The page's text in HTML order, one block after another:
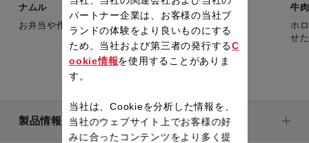
ナムル
お弁当や作り置きにも便利な簡単ナムル。
牛
ホ
せ
製品情報
パートナー企業は、お客様の当社ブ
ランドの体験をより良いものにする
ため、当社および第三者の発行するC
ookie情報を使用することがありま
す。
当社は、Cookieを分析した情報を、
当社のウェブサイト上でお客様の好
みに合ったコンテンツをより多く提